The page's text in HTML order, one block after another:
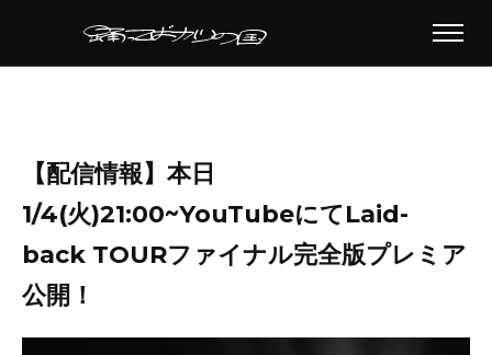
【配信情報】本日
1/4(火)21:00~YouTubeにてLaid-
back TOURファイナル完全版プレミア
公開！